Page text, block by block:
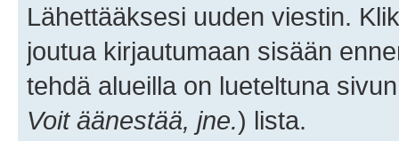
Lähettääksesi uuden viestin.
joutua kirjautumaan sisään
tehdä alueilla on lueteltuna
Voit äänestää, jne.) lista.